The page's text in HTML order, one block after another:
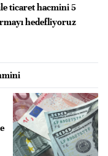
ticaret hacmini 5
hedefliyoruz